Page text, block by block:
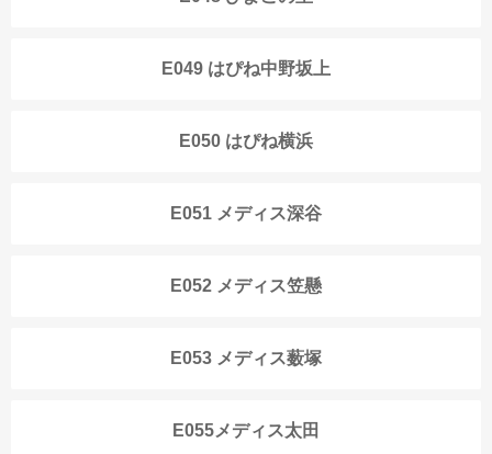
E049 はぴね中野坂上
E050 はぴね横浜
E051 メディス深谷
E052 メディス笠懸
E053 メディス薮塚
E055メディス太田